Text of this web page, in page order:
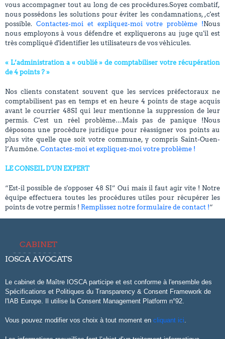
vous accompagner tout au long de ces procédures.Soyez combatif,
nous possédons les solutions pour éviter les condamnations, ,c'est
possible. Contactez-moi et expliquez-moi votre problème !Nous
nous employons à vous défendre et expliquerons au juge qu'il est
très compliqué d'identifier les utilisateurs de vos véhicules.
« L’administration a « oublié » de comptabiliser votre récupération
de 4 points ? »
Nos clients constatent souvent que les services préfectoraux ne
comptabilisent pas en temps et en heure 4 points de stage acquis
avant le courrier 48SI qui leur mentionne la suppression de leur
permis. C'est un réel problème…Mais pas de panique !Nous
déposons une procédure juridique pour réassigner vos points au
plus vite quelle que soit votre commune, y compris Saint-Ouen-
l’Aumône. Contactez-moi et expliquez-moi votre problème !
LE CONSEIL D'UN EXPERT
“Est-il possible de s'opposer 48 SI” Oui mais il faut agir vite ! Notre
équipe effectuera toutes les procédures utiles pour récupérer les
points de votre permis ! Remplissez notre formulaire de contact !“
CABINET
IOSCA AVOCATS
Le cabinet de Maître IOSCA participe et est conforme à l'ensemble des
Spécifications et Politiques du Transparency & Consent Framework de
l'IAB Europe. Il utilise la Consent Management Platform n°92.
Vous pouvez modifier vos choix à tout moment en cliquant ici